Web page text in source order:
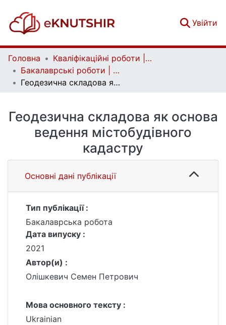
Увійти
Головна
Кваліфікаційні роботи | Qualifying works
Бакалаврські роботи | Bachelor theses
Геодезична складова як основа ведення містобудівного кадастру
Геодезична складова як основа
ведення містобудівного
кадастру
Основні дані публікації
Тип публікації :
Бакалаврська робота
Дата випуску :
2021
Автор(и) :
Олішкевич Семен Петрович
Мова основного тексту :
Ukrainian